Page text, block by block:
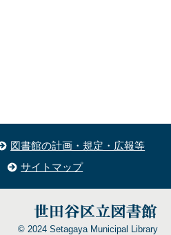
図書館の計画・規定・広報等
サイトマップ
© 2024 Setagaya Municipal Library